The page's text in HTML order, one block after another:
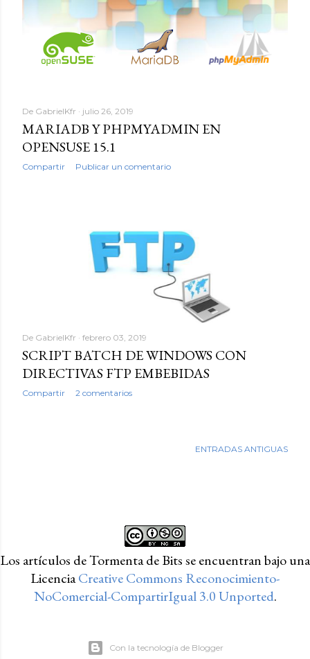
De GabrielKfr julio 26, 2019
MARIADB Y PHPMYADMIN EN
OPENSUSE 15.1
Compartir Publicar un comentario
De GabrielKfr febrero 03, 2019
SCRIPT BATCH DE WINDOWS CON
DIRECTIVAS FTP EMBEBIDAS
Compartir 2 comentarios
ENTRADAS ANTIGUAS
Los artículos de Tormenta de Bitsse encuentran bajo una
LicenciaCreative Commons Reconocimiento-
NoComercial-CompartirIgual 3.0 Unported.
Con la tecnología de Blogger